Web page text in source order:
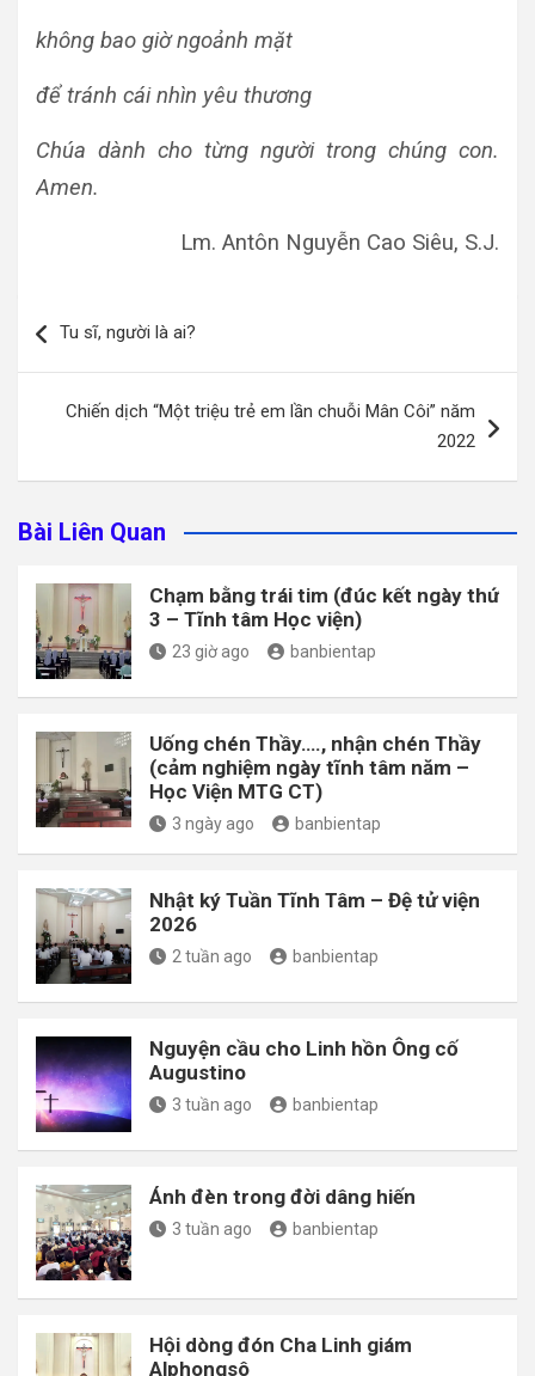
không bao giờ ngoảnh mặt
để tránh cái nhìn yêu thương
Chúa dành cho từng người trong chúng con.
Amen.
Lm. Antôn Nguyễn Cao Siêu, S.J.
hướng
Tu sĩ, người là ai?
Chiến dịch “Một triệu trẻ em lần chuỗi Mân Côi” năm
2022
Bài Liên Quan
Chạm bằng trái tim (đúc kết ngày thứ
3 – Tĩnh tâm Học viện)
23 giờ ago banbientap
Uống chén Thầy…., nhận chén Thầy
(cảm nghiệm ngày tĩnh tâm năm –
Học Viện MTG CT)
3 ngày ago banbientap
Nhật ký Tuần Tĩnh Tâm – Đệ tử viện
2026
2 tuần ago banbientap
Nguyện cầu cho Linh hồn Ông cố
Augustino
3 tuần ago banbientap
Ánh đèn trong đời dâng hiến
3 tuần ago banbientap
Hội dòng đón Cha Linh giám
Alphongsô